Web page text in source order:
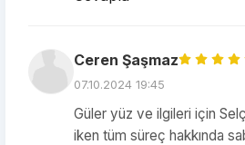
Ceren Şaşmaz
07.10.2024 19:45
Güler yüz ve ilgileri için
iken tüm süreç hakkında